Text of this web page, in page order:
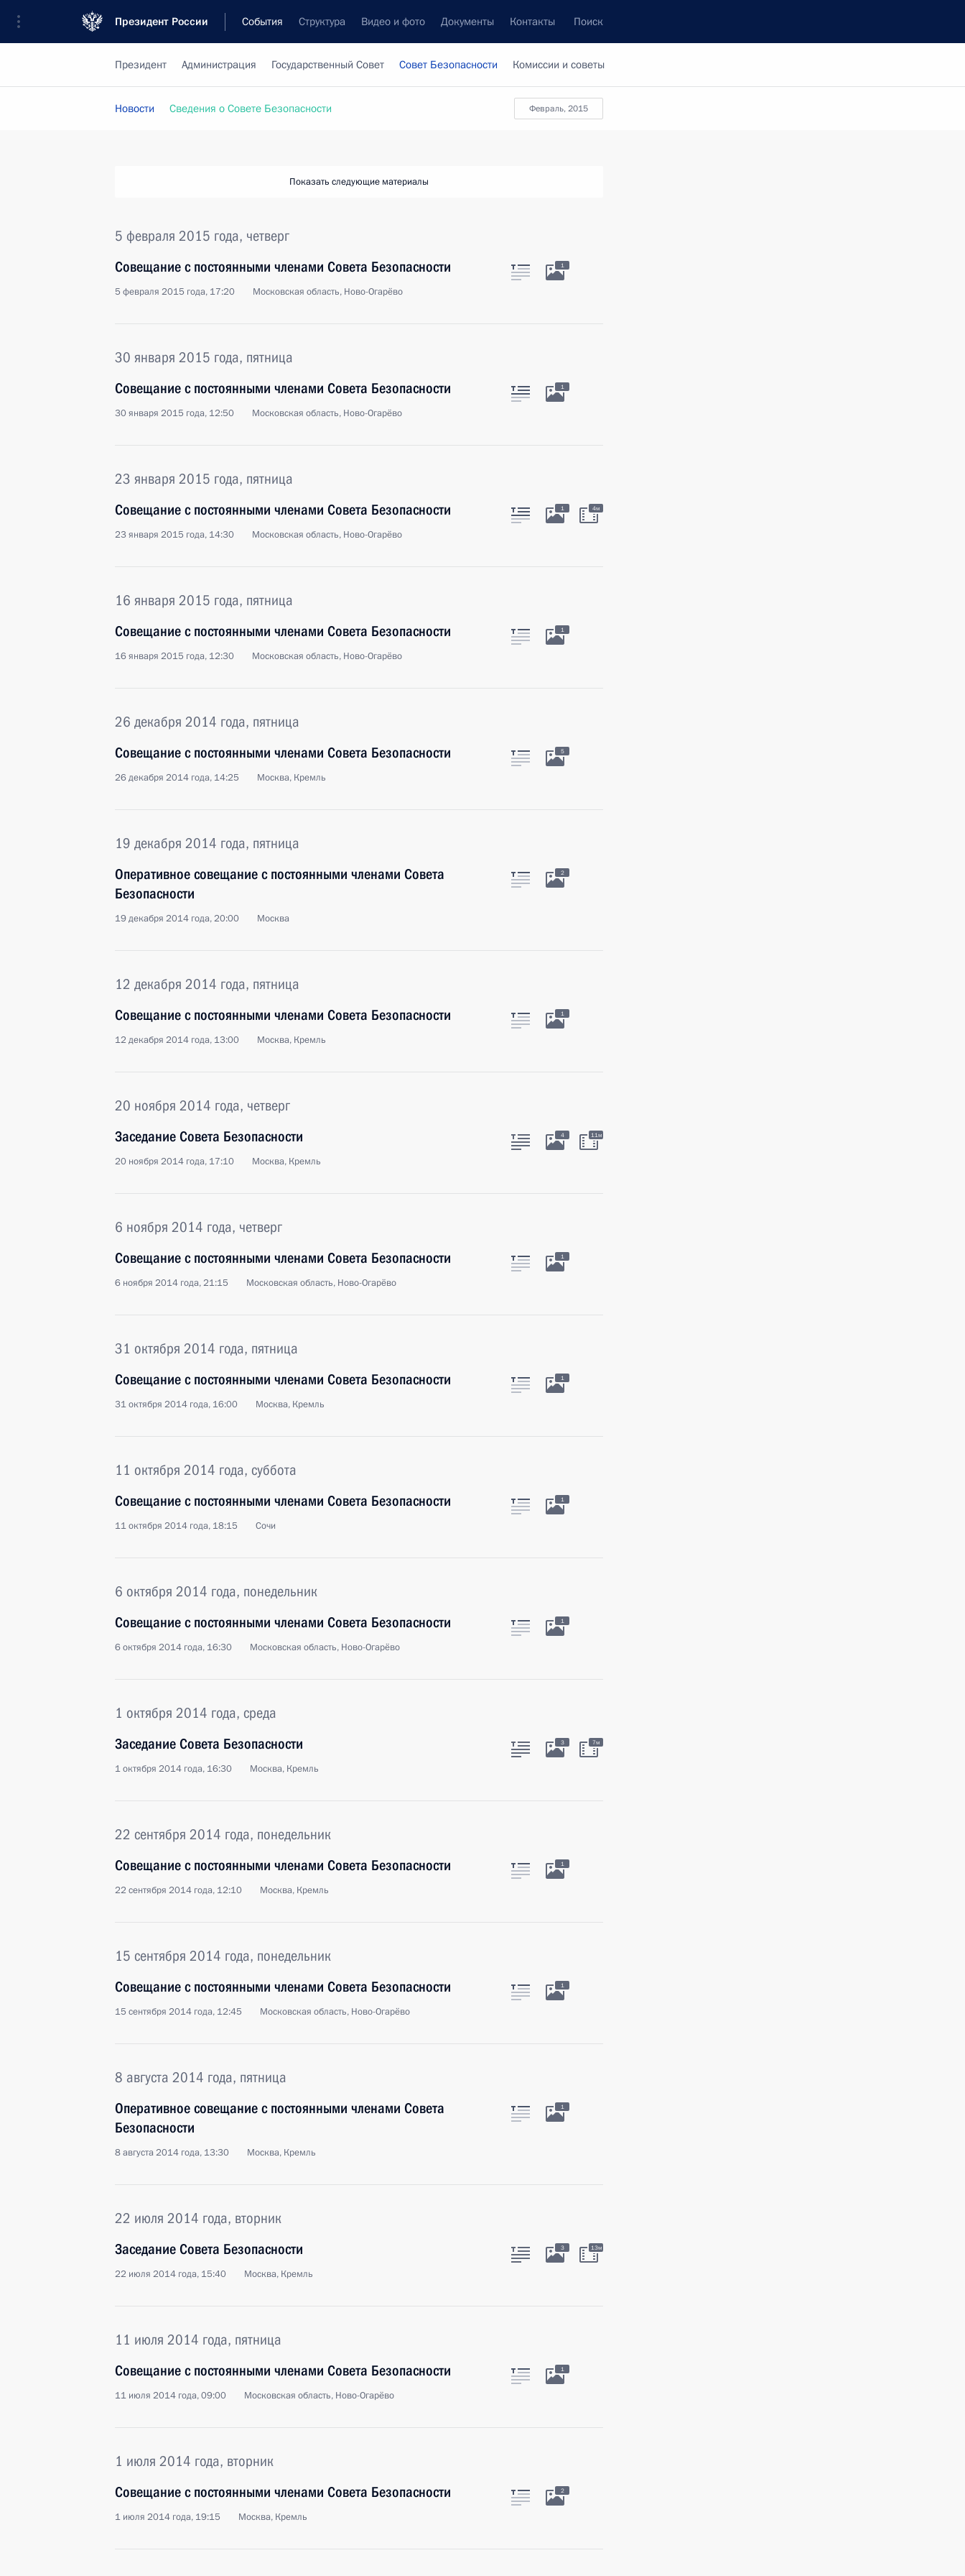
Президент России События Структура Видео и фото Документы Контакты Поиск
Президент Администрация Государственный Совет Совет Безопасности Комиссии и советы
февраль, 2015
Новости Сведения о Совете Безопасности
Показать следующие материалы
5 февраля 2015 года, четверг
Совещание с постоянными членами Совета Безопасности
5 февраля 2015 года, 17:20 Московская область, Ново-Огарёво
1
30 января 2015 года, пятница
Совещание с постоянными членами Совета Безопасности
30 января 2015 года, 12:50 Московская область, Ново-Огарёво
1
23 января 2015 года, пятница
Совещание с постоянными членами Совета Безопасности
23 января 2015 года, 14:30 Московская область, Ново-Огарёво
1 4м
16 января 2015 года, пятница
Совещание с постоянными членами Совета Безопасности
16 января 2015 года, 12:30 Московская область, Ново-Огарёво
1
26 декабря 2014 года, пятница
Совещание с постоянными членами Совета Безопасности
26 декабря 2014 года, 14:25 Москва, Кремль
5
19 декабря 2014 года, пятница
Оперативное совещание с постоянными членами Совета
Безопасности
19 декабря 2014 года, 20:00 Москва
2
12 декабря 2014 года, пятница
Совещание с постоянными членами Совета Безопасности
12 декабря 2014 года, 13:00 Москва, Кремль
1
20 ноября 2014 года, четверг
Заседание Совета Безопасности
20 ноября 2014 года, 17:10 Москва, Кремль
4 11м
6 ноября 2014 года, четверг
Совещание с постоянными членами Совета Безопасности
6 ноября 2014 года, 21:15 Московская область, Ново-Огарёво
1
31 октября 2014 года, пятница
Совещание с постоянными членами Совета Безопасности
31 октября 2014 года, 16:00 Москва, Кремль
1
11 октября 2014 года, суббота
Совещание с постоянными членами Совета Безопасности
11 октября 2014 года, 18:15 Сочи
1
6 октября 2014 года, понедельник
Совещание с постоянными членами Совета Безопасности
6 октября 2014 года, 16:30 Московская область, Ново-Огарёво
1
1 октября 2014 года, среда
Заседание Совета Безопасности
1 октября 2014 года, 16:30 Москва, Кремль
3 7м
22 сентября 2014 года, понедельник
Совещание с постоянными членами Совета Безопасности
22 сентября 2014 года, 12:10 Москва, Кремль
1
15 сентября 2014 года, понедельник
Совещание с постоянными членами Совета Безопасности
15 сентября 2014 года, 12:45 Московская область, Ново-Огарёво
1
8 августа 2014 года, пятница
Оперативное совещание с постоянными членами Совета
Безопасности
8 августа 2014 года, 13:30 Москва, Кремль
1
22 июля 2014 года, вторник
Заседание Совета Безопасности
22 июля 2014 года, 15:40 Москва, Кремль
3 13м
11 июля 2014 года, пятница
Совещание с постоянными членами Совета Безопасности
11 июля 2014 года, 09:00 Московская область, Ново-Огарёво
1
1 июля 2014 года, вторник
Совещание с постоянными членами Совета Безопасности
1 июля 2014 года, 19:15 Москва, Кремль
2